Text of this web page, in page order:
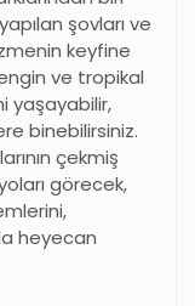
şovları ve
keyfine
ve tropikal
yaşayabilir,
binebilirsiniz.
çekmiş
görecek,
heyecan